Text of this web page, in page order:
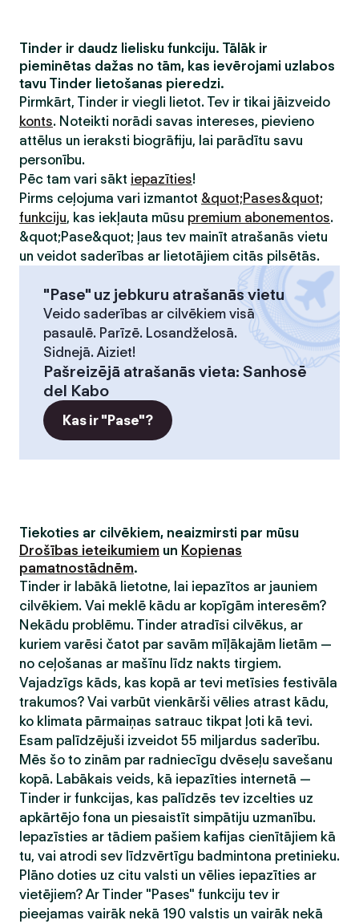
Tinder ir daudz lielisku funkciju. Tālāk ir
pieminētas dažas no tām, kas ievērojami uzlabos
tavu Tinder lietošanas pieredzi.
Pirmkārt, Tinder ir viegli lietot. Tev ir tikai jāizveido
konts. Noteikti norādi savas intereses, pievieno
attēlus un ieraksti biogrāfiju, lai parādītu savu
personību.
Pēc tam vari sākt iepazīties!
Pirms ceļojuma vari izmantot &quot;Pases&quot;
funkciju, kas iekļauta mūsu premium abonementos.
&quot;Pase&quot; ļaus tev mainīt atrašanās vietu
un veidot saderības ar lietotājiem citās pilsētās.
"Pase" uz jebkuru atrašanās vietu
Veido saderības ar cilvēkiem visā
pasaulē. Parīzē. Losandželosā.
Sidnejā. Aiziet!
Pašreizējā atrašanās vieta: Sanhosē
del Kabo
Kas ir "Pase"?
Tiekoties ar cilvēkiem, neaizmirsti par mūsu
Drošības ieteikumiem un Kopienas
pamatnostādnēm.
Tinder ir labākā lietotne, lai iepazītos ar jauniem
cilvēkiem. Vai meklē kādu ar kopīgām interesēm?
Nekādu problēmu. Tinder atradīsi cilvēkus, ar
kuriem varēsi čatot par savām mīļākajām lietām —
no ceļošanas ar mašīnu līdz nakts tirgiem.
Vajadzīgs kāds, kas kopā ar tevi metīsies festivāla
trakumos? Vai varbūt vienkārši vēlies atrast kādu,
ko klimata pārmaiņas satrauc tikpat ļoti kā tevi.
Esam palīdzējuši izveidot 55 miljardus saderību.
Mēs šo to zinām par radniecīgu dvēseļu savešanu
kopā. Labākais veids, kā iepazīties internetā —
Tinder ir funkcijas, kas palīdzēs tev izcelties uz
apkārtējo fona un piesaistīt simpātiju uzmanību.
Iepazīsties ar tādiem pašiem kafijas cienītājiem kā
tu, vai atrodi sev līdzvērtīgu badmintona pretinieku.
Plāno doties uz citu valsti un vēlies iepazīties ar
vietējiem? Ar Tinder "Pases" funkciju tev ir
pieejamas vairāk nekā 190 valstis un vairāk nekā